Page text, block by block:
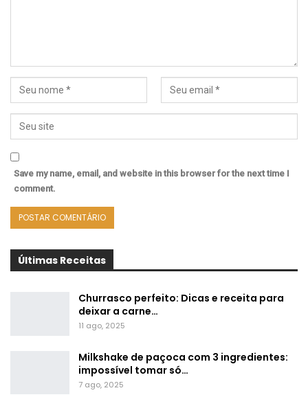
Save my name, email, and website in this browser for the next time I
comment.
Últimas Receitas
Churrasco perfeito: Dicas e receita para
deixar a carne…
11 ago, 2025
Milkshake de paçoca com 3 ingredientes:
impossível tomar só…
7 ago, 2025